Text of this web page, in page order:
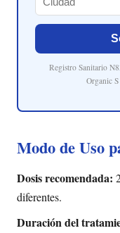
Registro Sanitario
Organic
Modo de Uso
Dosis recomendada:
diferentes.
Duración del